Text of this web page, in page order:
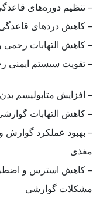
– تنظیم دوره‌های
– کاهش دردهای
– کاهش التهابات رحمی
– تقویت سیستم ایمنی
– افزایش متابولیسم بدن
– کاهش التهابات
– بهبود عملکرد گوارش
مغذی
– کاهش استرس و
مشکلات گوارشی